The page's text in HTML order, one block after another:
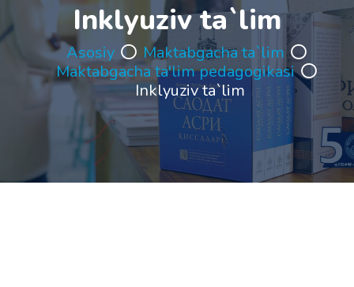
Inklyuziv ta`lim
Asosiy
Maktabgacha ta`lim
Maktabgacha ta'lim pedagogikasi
Inklyuziv ta`lim